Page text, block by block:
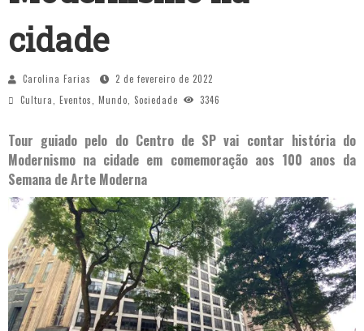
cidade
Carolina Farias
2 de fevereiro de 2022
Cultura
Eventos Mundo Sociedade 3346
Tour guiado pelo do Centro de SP vai contar história do
Modernismo na cidade em comemoração aos 100 anos da
Semana de Arte Moderna